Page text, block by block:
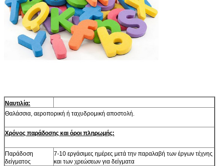
Ναυτιλία:
Θαλάσσια, αεροπορική ή ταχυδρομική αποστολή.
Χρόνος παράδοσης και όροι πληρωμής:
Παράδοση
δείγματος
7-10 εργάσιμες ημέρες μετά την παραλαβή των έργων τέχνης
και των χρεώσεων για δείγματα